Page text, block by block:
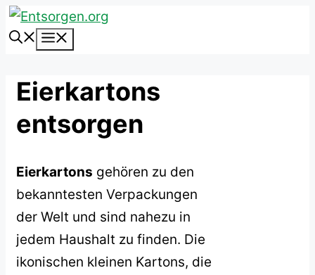
Zum
Inhalt
Eierkartons
entsorgen
Eierkartons gehören zu den
bekanntesten Verpackungen
der Welt und sind nahezu in
jedem Haushalt zu finden. Die
ikonischen kleinen Kartons, die